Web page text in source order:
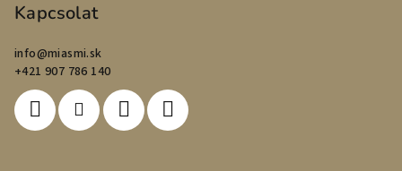
Kapcsolat
info@miasmi.sk
+421 907 786 140